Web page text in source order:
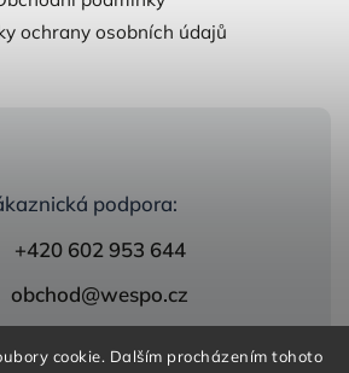
cookie. Dalším procházením tohoto
podpora:
+420 602 953 644
obchod@wespo.cz
ochrany osobních údajů